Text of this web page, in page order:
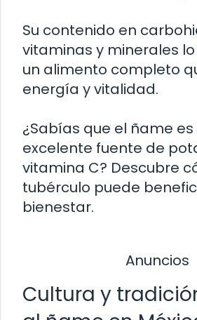
Su contenido en
vitaminas y minerales
un alimento completo
energía y vitalidad.
¿Sabías que el ñame es
excelente fuente de
vitamina C? Descubre
tubérculo puede
bienestar.
Anuncios
Cultura y